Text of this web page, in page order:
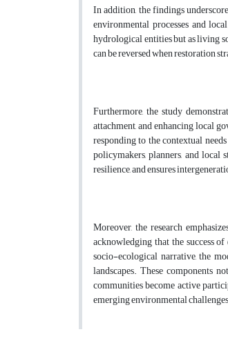
In addition, the findings
environmental processes and
hydrological entities but as living
can be reversed when restoration
Furthermore, the study
attachment, and enhancing local
responding to the contextual
policymakers, planners, and
resilience, and ensures
Moreover, the research
acknowledging that the success
socio-ecological narrative, the
landscapes. These components
communities become active
emerging environmental